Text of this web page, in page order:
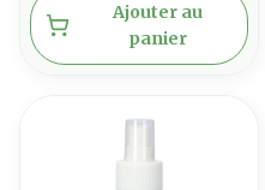
Ajouter au
panier